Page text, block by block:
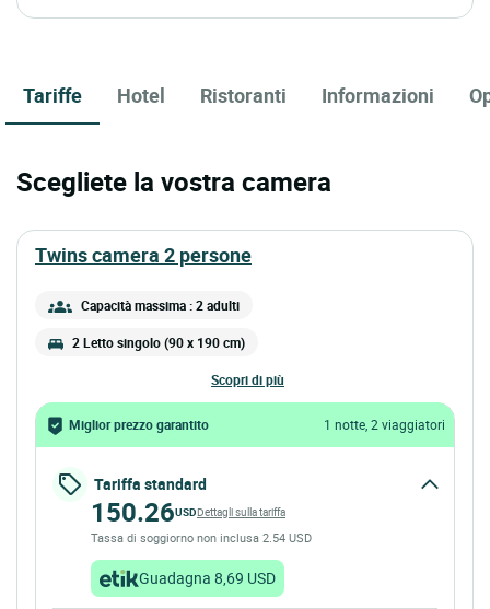
Tariffe Hotel Ristoranti Informazioni
Scegliete la vostra camera
twins camera 2 persone
Capacità massima : 2 adulti
2 Letto singolo (90 x 190 cm)
scopri di più
Miglior prezzo garantito 1 notte, 2 viaggiatori
Tariffa standard
150.26USDDettagli sulla tariffa
Tassa di soggiorno non inclusa 2.54 USD
Guadagna 8,69 USD